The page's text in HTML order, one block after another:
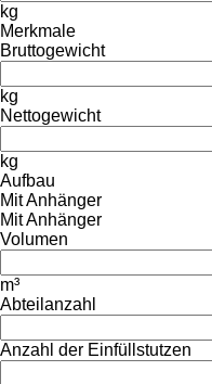
kg
Merkmale
Bruttogewicht
kg
Nettogewicht
kg
Aufbau
Mit Anhänger
Mit Anhänger
Volumen
m³
Abteilanzahl
Anzahl der Einfüllstutzen